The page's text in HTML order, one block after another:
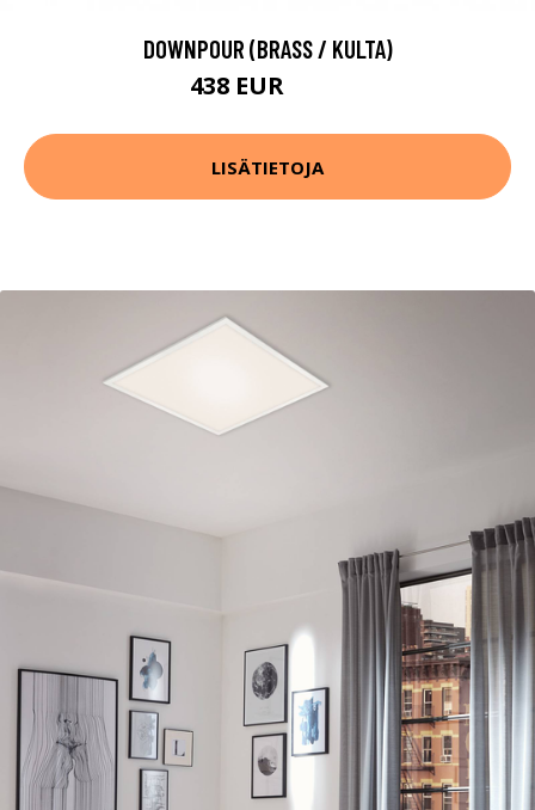
DOWNPOUR (BRASS / KULTA)
438 EUR
LISÄTIETOJA